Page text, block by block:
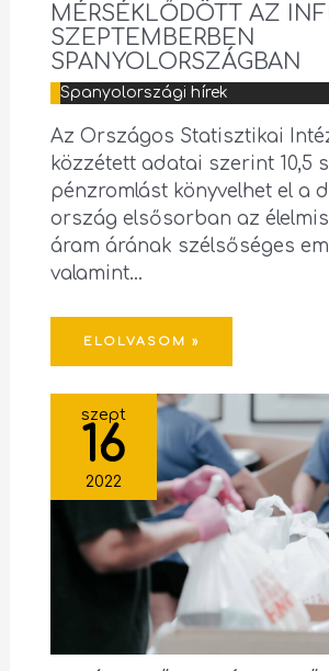
MÉRSÉKLŐDÖTT AZ
SZEPTEMBERBEN
SPANYOLORSZÁGBAN
Spanyolországi hírek
Az Országos Statisztikai
közzétett adatai szerint 10,5
pénzromlást könyvelhet el a
ország elsősorban az
áram árának szélsőséges
valamint…
ELOLVASOM »
szept
16
2022